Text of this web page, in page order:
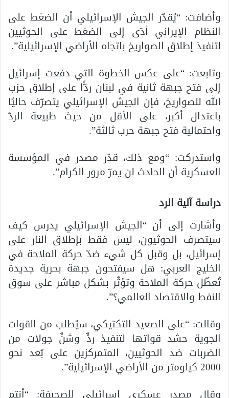
وأضافت: “يُقدّر الجيش الإسرائيلي أن الضغط على
النظام الإيراني أدّى إلى الضغط على الحوثيين
لتنفيذ إطلاق الصواريخ باتجاه الأراضي الإسرائيلية”.
وتابعت: “على عكس الخطوة التي دفعت إسرائيل
إلى فتح جبهة ثانية في لبنان ردًّا على إطلاق حزب
الله للصواريخ، فإن الجيش الإسرائيلي يتصرّف حاليًا
باعتدال أكبر، على الأقل من حيث طبيعة الردّ
واحتمالية فتح جبهة حرب ثالثة”.
واستدركت: “ومع ذلك، قدّر مصدر في المؤسسة
العسكرية أن الحادث لن يمرّ مرور الكرام”.
دراسة آلية الرد
وأشارت إلى أن “الجيش الإسرائيلي يدرس كيف
سيتصرف الحوثيون، ليس فقط بإطلاق النار على
إسرائيل، بل وقبل كل شيء ضدّ حركة الملاحة في
الخليج العربي: هل سيفتحون جبهة بحرية جديدة
تُعطّل حركة الملاحة وتؤثّر بشكل مباشر على سوق
النفط والاقتصاد العالمي؟”.
وقالت: “على الصعيد التكتيكي، سيُطلب من القوات
الجوية حشد قواتها لتنفيذ ردٍّ وشنِّ جولات من
الضربات ضد الحوثيين، المتمركزين على بُعد نحو
2000 كيلومتر من الأراضي الإسرائيلية”.
وقال مصدر عسكري إسرائيلي للصحيفة: “أنتم